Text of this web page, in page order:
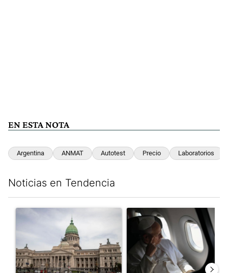
EN ESTA NOTA
Argentina ANMAT Autotest Precio Laboratorios
Noticias en Tendencia
Un artículo de tendencia con el título "Dónde serán los cortes
Un artículo de tendencia